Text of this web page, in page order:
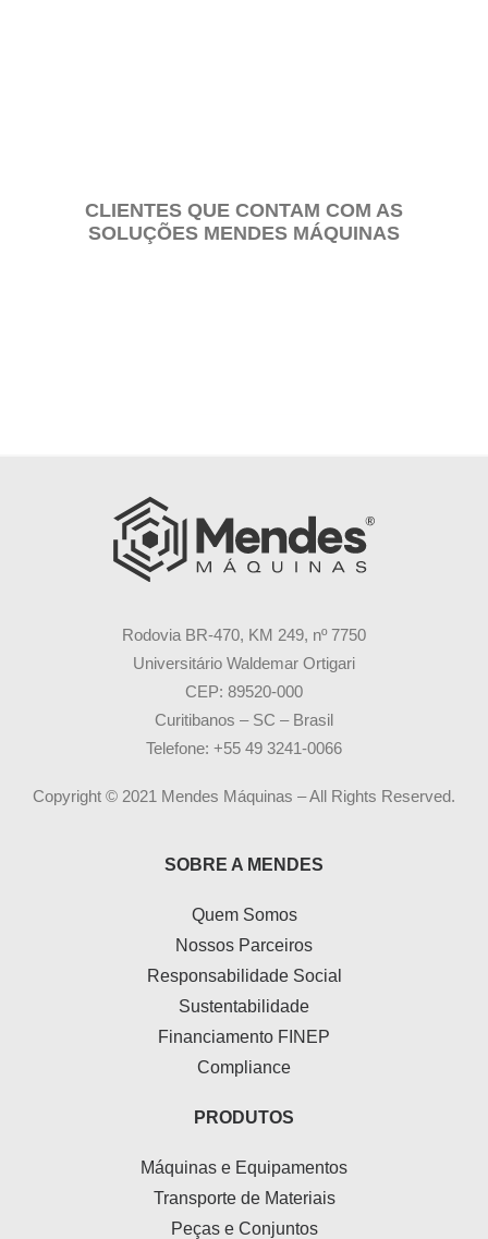
CLIENTES QUE CONTAM COM AS
SOLUÇÕES MENDES MÁQUINAS
Rodovia BR-470, KM 249, nº 7750
Universitário Waldemar Ortigari
CEP: 89520-000
Curitibanos – SC – Brasil
Telefone: +55 49 3241-0066
Copyright © 2021 Mendes Máquinas – All Rights Reserved.
SOBRE A MENDES
Quem Somos
Nossos Parceiros
Responsabilidade Social
Sustentabilidade
Financiamento FINEP
Compliance
PRODUTOS
Máquinas e Equipamentos
Transporte de Materiais
Peças e Conjuntos